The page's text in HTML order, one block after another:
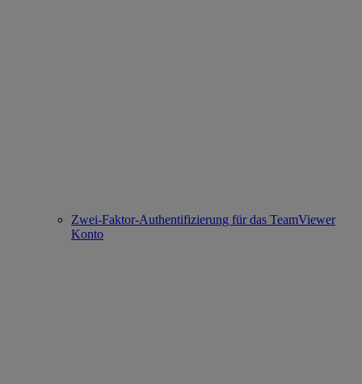
Zwei-Faktor-Authentifizierung für das TeamViewer
Konto